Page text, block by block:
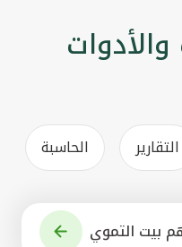
التقارير الحاسبة
بيت التموي